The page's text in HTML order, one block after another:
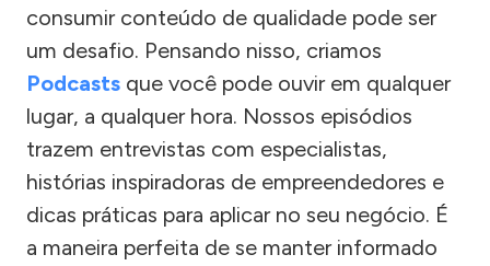
consumir conteúdo de qualidade pode ser
um desafio. Pensando nisso, criamos
Podcasts que você pode ouvir em qualquer
lugar, a qualquer hora. Nossos episódios
trazem entrevistas com especialistas,
histórias inspiradoras de empreendedores e
dicas práticas para aplicar no seu negócio. É
a maneira perfeita de se manter informado